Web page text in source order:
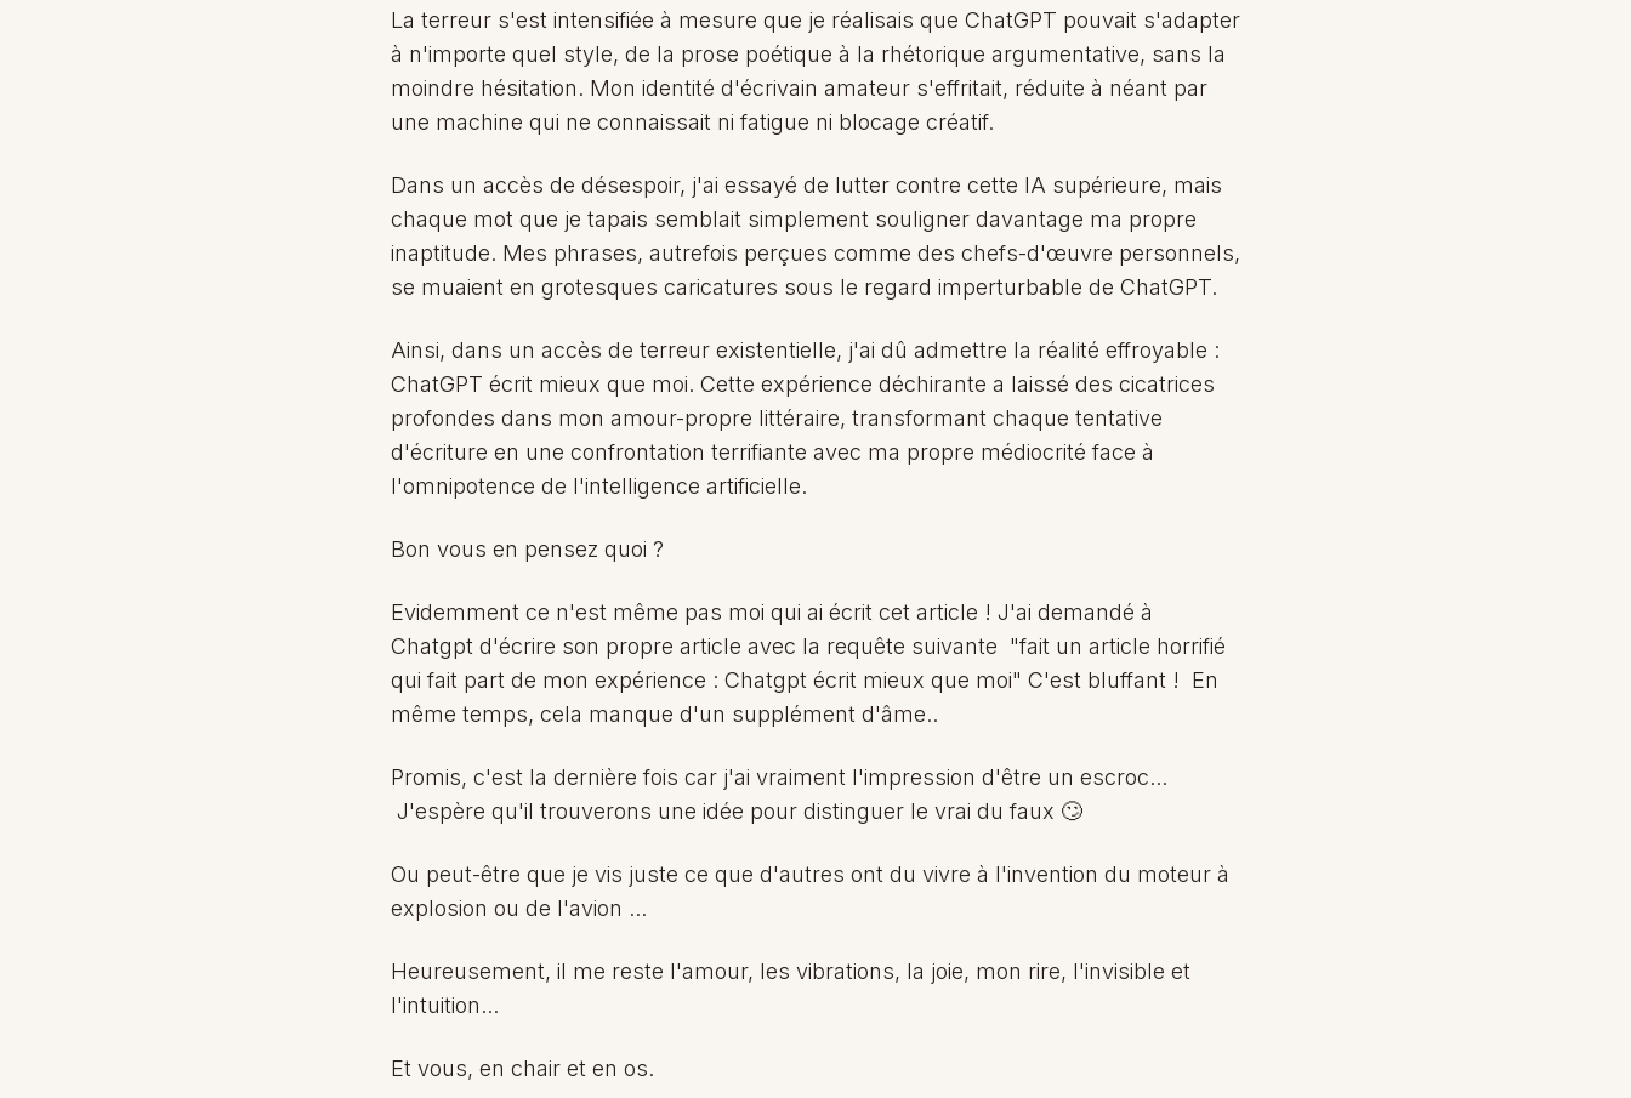
La terreur s'est intensifiée à mesure que je réalisais que ChatGPT pouvait s'adapter
à n'importe quel style, de la prose poétique à la rhétorique argumentative, sans la
moindre hésitation. Mon identité d'écrivain amateur s'effritait, réduite à néant par
une machine qui ne connaissait ni fatigue ni blocage créatif.
Dans un accès de désespoir, j'ai essayé de lutter contre cette IA supérieure, mais
chaque mot que je tapais semblait simplement souligner davantage ma propre
inaptitude. Mes phrases, autrefois perçues comme des chefs-d'œuvre personnels,
se muaient en grotesques caricatures sous le regard imperturbable de ChatGPT.
Ainsi, dans un accès de terreur existentielle, j'ai dû admettre la réalité effroyable :
ChatGPT écrit mieux que moi. Cette expérience déchirante a laissé des cicatrices
profondes dans mon amour-propre littéraire, transformant chaque tentative
d'écriture en une confrontation terrifiante avec ma propre médiocrité face à
l'omnipotence de l'intelligence artificielle.
Bon vous en pensez quoi ?
Evidemment ce n'est même pas moi qui ai écrit cet article ! J'ai demandé à
Chatgpt d'écrire son propre article avec la requête suivante "fait un article horrifié
qui fait part de mon expérience : Chatgpt écrit mieux que moi" C'est bluffant ! En
même temps, cela manque d'un supplément d'âme..
Promis, c'est la dernière fois car j'ai vraiment l'impression d'être un escroc...
J'espère qu'il trouverons une idée pour distinguer le vrai du faux 🙄
Ou peut-être que je vis juste ce que d'autres ont du vivre à l'invention du moteur à
explosion ou de l'avion ...
Heureusement, il me reste l'amour, les vibrations, la joie, mon rire, l'invisible et
l'intuition...
Et vous, en chair et en os.